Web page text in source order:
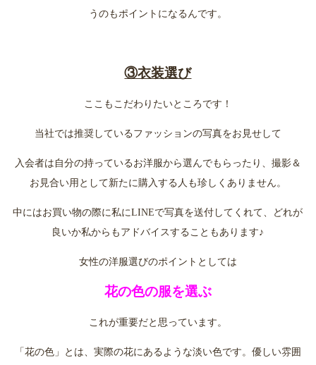
うのもポイントになるんです。
③衣装選び
ここもこだわりたいところです！
当社では推奨しているファッションの写真をお見せして
入会者は自分の持っているお洋服から選んでもらったり、撮影＆
お見合い用として新たに購入する人も珍しくありません。
中にはお買い物の際に私にLINEで写真を送付してくれて、どれが
良いか私からもアドバイスすることもあります♪
女性の洋服選びのポイントとしては
花の色の服を選ぶ
これが重要だと思っています。
「花の色」とは、実際の花にあるような淡い色です。優しい雰囲